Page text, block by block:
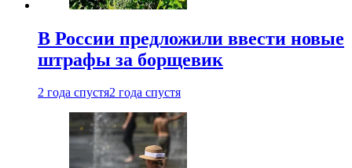
В России предложили ввести новые
штрафы за борщевик
2 года спустя2 года спустя